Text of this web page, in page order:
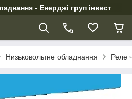
- Енерджі груп інвест
Низьковольтне обладнання Реле